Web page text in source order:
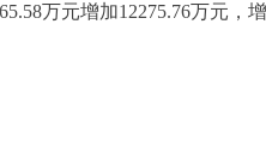
万元增加12275.76万元